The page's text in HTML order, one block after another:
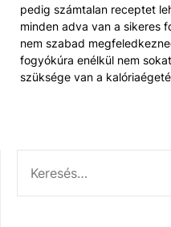
pedig számtalan receptet
minden adva van a sikeres
nem szabad
fogyókúra enélkül nem
szüksége van a